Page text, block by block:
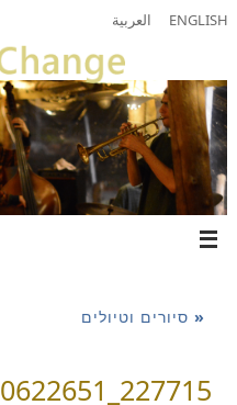
ENGLISH العربية
«סיורים וטיולים